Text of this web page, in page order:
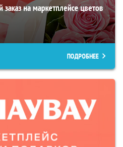
на маркетплейсе цветов
ПОДРОБНЕЕ